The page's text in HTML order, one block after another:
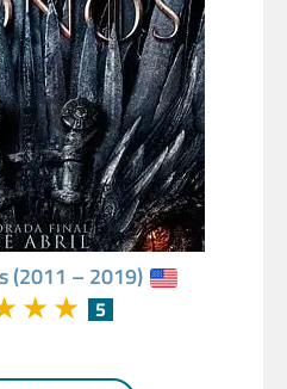
(2011 – 2019)
★★ 5